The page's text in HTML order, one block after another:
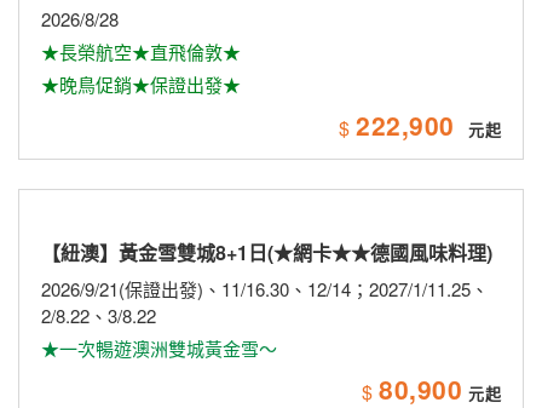
雙大學城、下午茶
2026/8/28
★長榮航空★直飛倫敦★
★晚鳥促銷★保證出發★
$ 222,900
【紐澳】黃金雪雙城8+1日(★網卡★★德國風味料理)
2026/9/21(保證出發)、11/16.30、12/14；2027/1/11.25、
2/8.22、3/8.22
★一次暢遊澳洲雙城黃金雪～
$ 80,900